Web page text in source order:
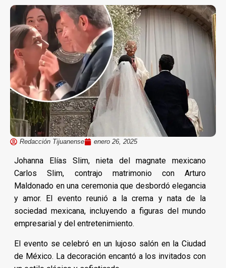
Redacción Tijuanense enero 26, 2025
Johanna Elías Slim, nieta del magnate mexicano
Carlos Slim, contrajo matrimonio con Arturo
Maldonado en una ceremonia que desbordó elegancia
y amor. El evento reunió a la crema y nata de la
sociedad mexicana, incluyendo a figuras del mundo
empresarial y del entretenimiento.
El evento se celebró en un lujoso salón en la Ciudad
de México. La decoración encantó a los invitados con